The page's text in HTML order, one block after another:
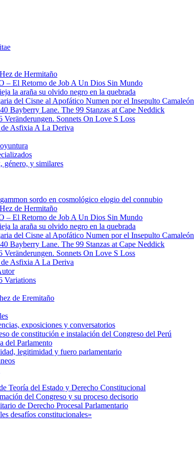
de Hermitaño
– El Retorno de Job A Un Dios Sin Mundo
la araña su olvido negro en la quebrada
del Cisne al Apofático Numen por el Insepulto Camaleón
Bayberry Lane. The 99 Stanzas at Cape Neddick
Veränderungen. Sonnets On Love S Loss
de Asfixia A La Deriva
género, y similares
sordo en cosmológico elogio del connubio
de Hermitaño
– El Retorno de Job A Un Dios Sin Mundo
la araña su olvido negro en la quebrada
del Cisne al Apofático Numen por el Insepulto Camaleón
Bayberry Lane. The 99 Stanzas at Cape Neddick
Veränderungen. Sonnets On Love S Loss
de Asfixia A La Deriva
Variations
de Eremitaño
exposiciones y conversatorios
de constitución e instalación del Congreso del Perú
del Parlamento
legitimidad y fuero parlamentario
Teoría del Estado y Derecho Constitucional
del Congreso y su proceso decisorio
de Derecho Procesal Parlamentario
desafíos constitucionales»